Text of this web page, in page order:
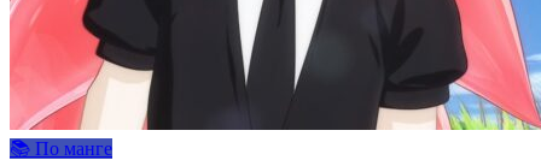
📚 По манге